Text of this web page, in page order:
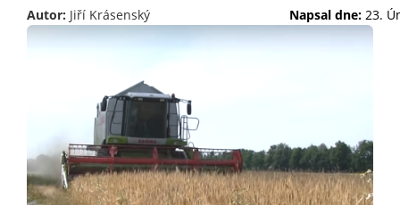
Autor: Jiří Krásenský Napsal dne: 23.